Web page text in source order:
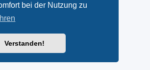
bei der Nutzung zu
Verstanden!